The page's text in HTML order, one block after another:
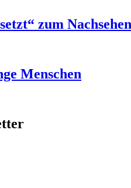
zum Nachsehen
Menschen